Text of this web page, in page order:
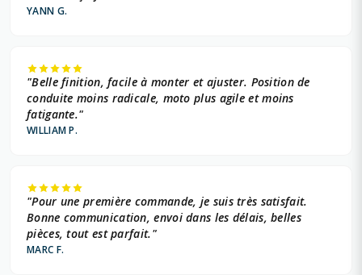
YANN G.
"Belle finition, facile à monter et ajuster. Position de
conduite moins radicale, moto plus agile et moins
fatigante."
WILLIAM P.
"Pour une première commande, je suis très satisfait.
Bonne communication, envoi dans les délais, belles
pièces, tout est parfait."
MARC F.